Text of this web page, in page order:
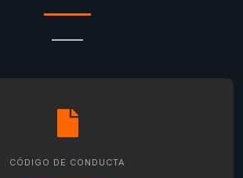
CÓDIGO DE CONDUCTA